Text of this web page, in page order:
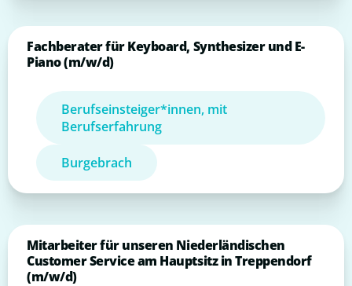
Fachberater für Keyboard, Synthesizer und E-
Piano (m/w/d)
Berufseinsteiger*innen, mit
Berufserfahrung
Burgebrach
Mitarbeiter für unseren Niederländischen
Customer Service am Hauptsitz in Treppendorf
(m/w/d)